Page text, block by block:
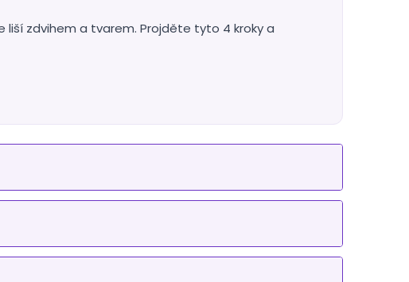
zdvihem a tvarem. Projděte tyto 4 kroky a